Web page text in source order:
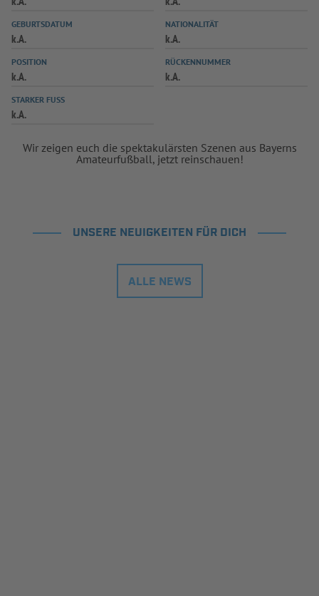
SPIELPLUS
GEBURTSDATUM
k.A.
NATIONALITÄT
k.A.
POSITION
k.A.
RÜCKENNUMMER
k.A.
STARKER FUSS
k.A.
Wir zeigen euch die spektakulärsten Szenen aus Bayerns
Amateurfußball, jetzt reinschauen!
UNSERE NEUIGKEITEN FÜR DICH
ALLE NEWS